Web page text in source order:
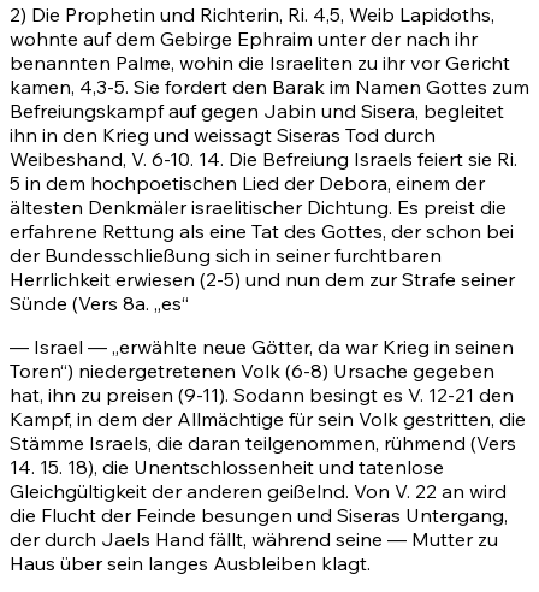
2) Die Prophetin und Richterin, Ri. 4,5, Weib Lapidoths,
wohnte auf dem Gebirge Ephraim unter der nach ihr
benannten Palme, wohin die Israeliten zu ihr vor Gericht
kamen, 4,3-5. Sie fordert den Barak im Namen Gottes zum
Befreiungskampf auf gegen Jabin und Sisera, begleitet
ihn in den Krieg und weissagt Siseras Tod durch
Weibeshand, V. 6-10. 14. Die Befreiung Israels feiert sie Ri.
5 in dem hochpoetischen Lied der Debora, einem der
ältesten Denkmäler israelitischer Dichtung. Es preist die
erfahrene Rettung als eine Tat des Gottes, der schon bei
der Bundesschließung sich in seiner furchtbaren
Herrlichkeit erwiesen (2-5) und nun dem zur Strafe seiner
Sünde (Vers 8a. „es“
— Israel — „erwählte neue Götter, da war Krieg in seinen
Toren“) niedergetretenen Volk (6-8) Ursache gegeben
hat, ihn zu preisen (9-11). Sodann besingt es V. 12-21 den
Kampf, in dem der Allmächtige für sein Volk gestritten, die
Stämme Israels, die daran teilgenommen, rühmend (Vers
14. 15. 18), die Unentschlossenheit und tatenlose
Gleichgültigkeit der anderen geißelnd. Von V. 22 an wird
die Flucht der Feinde besungen und Siseras Untergang,
der durch Jaels Hand fällt, während seine — Mutter zu
Haus über sein langes Ausbleiben klagt.